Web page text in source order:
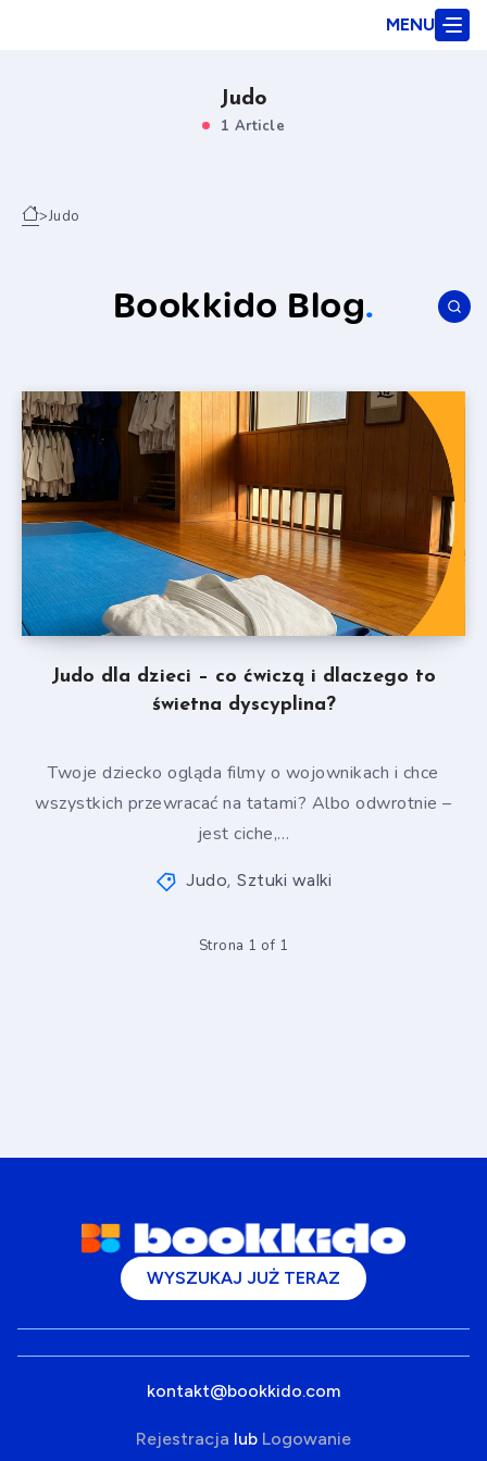
MENU
Judo
1 Article
>Judo
Bookkido Blog.
Judo dla dzieci – co ćwiczą i dlaczego to
świetna dyscyplina?
Twoje dziecko ogląda filmy o wojownikach i chce
wszystkich przewracać na tatami? Albo odwrotnie –
jest ciche,…
Judo,Sztuki walki
Strona 1 of 1
WYSZUKAJ JUŻ TERAZ
kontakt@bookkido.com
Rejestracja lub Logowanie